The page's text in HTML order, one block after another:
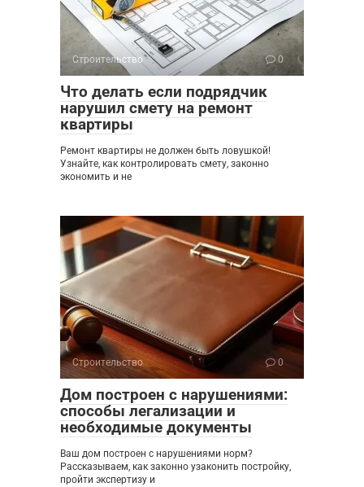
Строительство 0
Что делать если подрядчик
нарушил смету на ремонт
квартиры
Ремонт квартиры не должен быть ловушкой!
Узнайте, как контролировать смету, законно
экономить и не
Строительство 0
Дом построен с нарушениями:
способы легализации и
необходимые документы
Ваш дом построен с нарушениями норм?
Рассказываем, как законно узаконить постройку,
пройти экспертизу и